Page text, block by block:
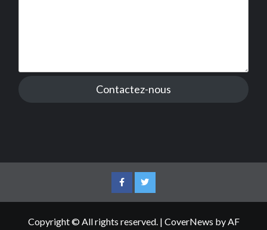
Contactez-nous
FacebookTwitter
Copyright © All rights reserved. | CoverNews by AF